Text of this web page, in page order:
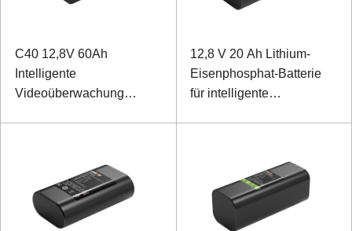
C40 12,8V 60Ah
Intelligente
Videoüberwachung
12,8 V 20 Ah Lithium-
Eisenphosphat-Batterie
für intelligente